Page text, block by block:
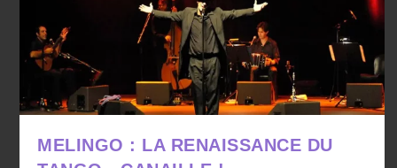
MELINGO : LA RENAISSANCE DU